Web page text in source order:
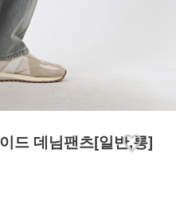
드 데님팬츠[일반,롱]